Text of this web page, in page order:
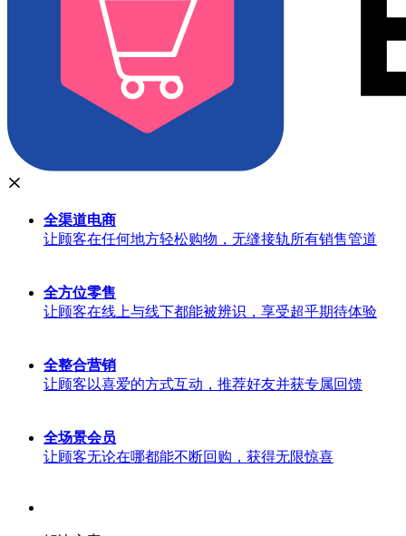
全渠道电商
让顾客在任何地方轻松购物，无缝接轨所有销售管道
全方位零售
让顾客在线上与线下都能被辨识，享受超乎期待体验
全整合营销
让顾客以喜爱的方式互动，推荐好友并获专属回馈
全场景会员
让顾客无论在哪都能不断回购，获得无限惊喜